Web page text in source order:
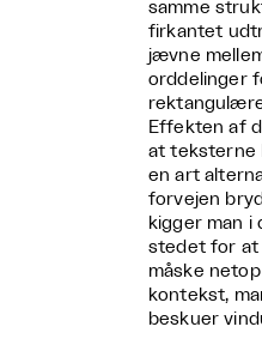
samme
firkantet
jævne
orddelinger
Effekten af
at teksterne
en art
forvejen
kigger man
stedet for at
måske
kontekst,
beskuer